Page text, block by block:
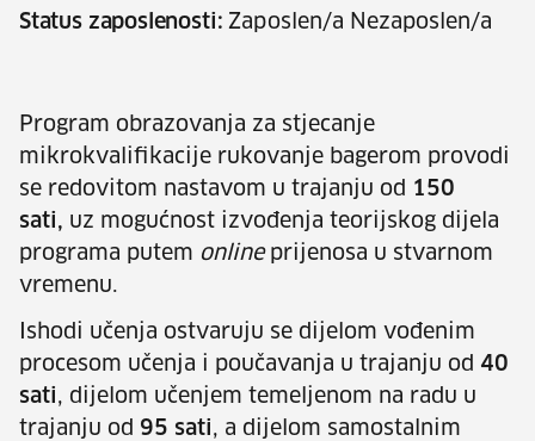
Status zaposlenosti: Zaposlen/a Nezaposlen/a
Program obrazovanja za stjecanje
mikrokvalifikacije rukovanje bagerom provodi
se redovitom nastavom u trajanju od 150
sati, uz mogućnost izvođenja teorijskog dijela
programa putem onlineprijenosa u stvarnom
vremenu.
Ishodi učenja ostvaruju se dijelom vođenim
procesom učenja i poučavanja u trajanju od 40
sati, dijelom učenjem temeljenom na radu u
trajanju od 95 sati, a dijelom samostalnim